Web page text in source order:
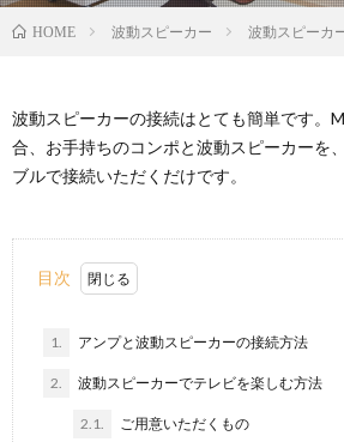
HOME 波動スピーカー 波動スピーカ
波動スピーカーの接続はとても簡単です。
合、お手持ちのコンポと波動スピーカーを
ブルで接続いただくだけです。
目次
1. アンプと波動スピーカーの接続方法
2. 波動スピーカーでテレビを楽しむ方法
2.1. ご用意いただくもの